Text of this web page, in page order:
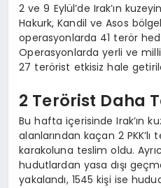
2 ve 9 Eylül’de Irak’ın
Hakurk, Kandil ve Asos
operasyonlarda 41 terör
Operasyonlarda yerli ve
27 terörist etkisiz hale
2 Terörist Daha
Bu hafta içerisinde Irak’ın
alanlarından kaçan 2
karakoluna teslim oldu.
hudutlardan yasa dışı
yakalandı, 1545 kişi ise